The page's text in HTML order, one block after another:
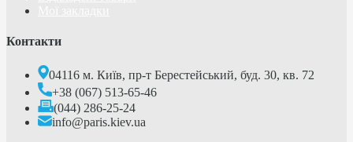
Контакти
04116 м. Київ, пр-т Берестейський, буд. 30, кв. 72
+38 (067) 513-65-46
(044) 286-25-24
info@paris.kiev.ua